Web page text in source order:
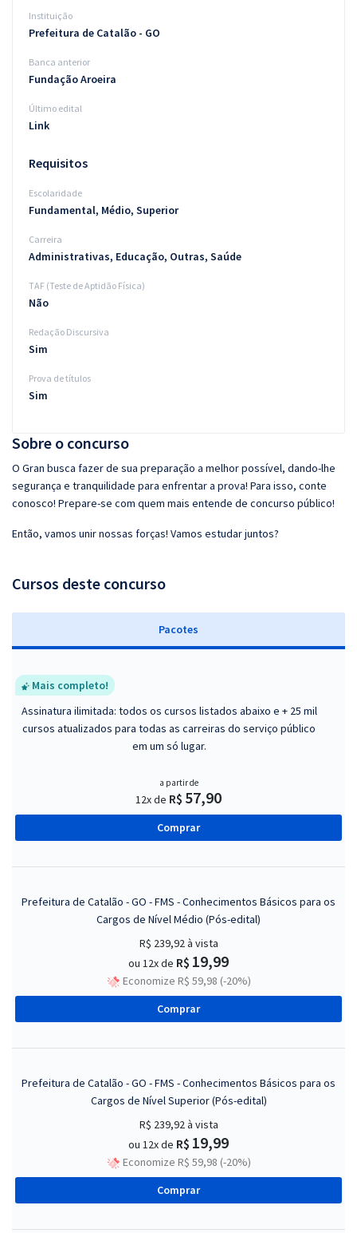
Blog
Aprovados
Atendimento
Sobre o concurso
O Gran busca fazer de sua preparação a melhor possível, dando-lhe
segurança e tranquilidade para enfrentar a prova! Para isso, conte
conosco! Prepare-se com quem mais entende de concurso público!
Então, vamos unir nossas forças! Vamos estudar juntos?
Cursos deste concurso
Pacotes
Mais completo!
Assinatura ilimitada: todos os cursos listados abaixo e + 25 mil
cursos atualizados para todas as carreiras do serviço público
em um só lugar.
a partir de
12x de R$ 57,90
Comprar
Prefeitura de Catalão - GO - FMS - Conhecimentos Básicos para os
Cargos de Nível Médio (Pós-edital)
R$ 239,92à vista
ou 12x de R$ 19,99
Economize R$ 59,98 (-20%)
Comprar
Prefeitura de Catalão - GO - FMS - Conhecimentos Básicos para os
Cargos de Nível Superior (Pós-edital)
R$ 239,92à vista
ou 12x de R$ 19,99
Economize R$ 59,98 (-20%)
Comprar
Instituição
Prefeitura de Catalão - GO
Banca anterior
Fundação Aroeira
Último edital
Link
Requisitos
Escolaridade
Fundamental, Médio, Superior
Carreira
Administrativas, Educação, Outras, Saúde
TAF (Teste de Aptidão Física)
Não
Redação Discursiva
Sim
Prova de títulos
Sim